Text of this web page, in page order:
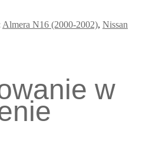
Almera N16 (2000-2002), Nissan
w